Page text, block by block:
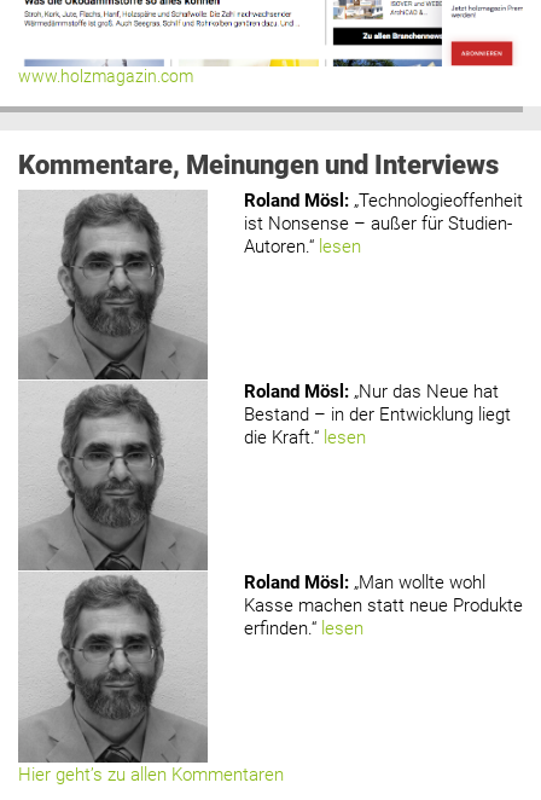
www.holzmagazin.com
Kommentare, Meinungen und Interviews
Roland Mösl : „Technologieoffenheit
ist Nonsense – außer für Studien-
Autoren.“ lesen
Roland Mösl : „Nur das Neue hat
Bestand – in der Entwicklung liegt
die Kraft.“ lesen
Roland Mösl : „Man wollte wohl
Kasse machen statt neue Produkte
erfinden.“ lesen
Hier geht’s zu allen Kommentaren